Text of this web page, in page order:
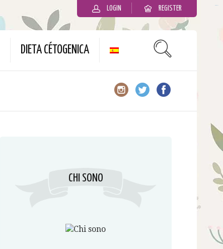
LOGIN REGISTER
DIETA CÉTOGENICA
CHI SONO